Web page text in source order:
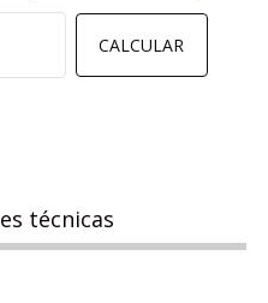
CALCULAR
técnicas